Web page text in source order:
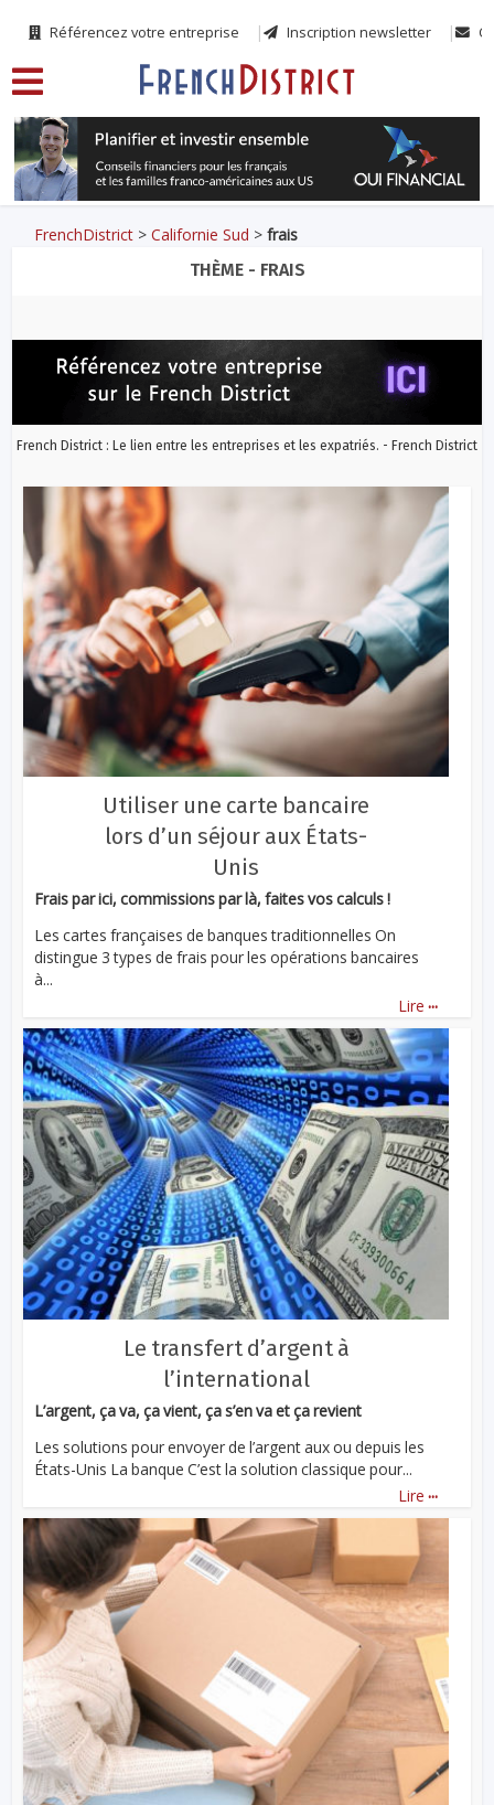
Référencez votre entreprise Inscription newsletter
FrenchDistrict >Californie Sud >frais
THÈME - FRAIS
French District : Le lien entre les entreprises et les expatriés. - French District
Utiliser une carte bancaire
lors d’un séjour aux États-
Unis
Frais par ici, commissions par là, faites vos calculs !
Les cartes françaises de banques traditionnelles On
distingue 3 types de frais pour les opérations bancaires
à...
Lire ...
Le transfert d’argent à
l’international
L’argent, ça va, ça vient, ça s’en va et ça revient
Les solutions pour envoyer de l’argent aux ou depuis les
États-Unis La banque C’est la solution classique pour...
Lire ...